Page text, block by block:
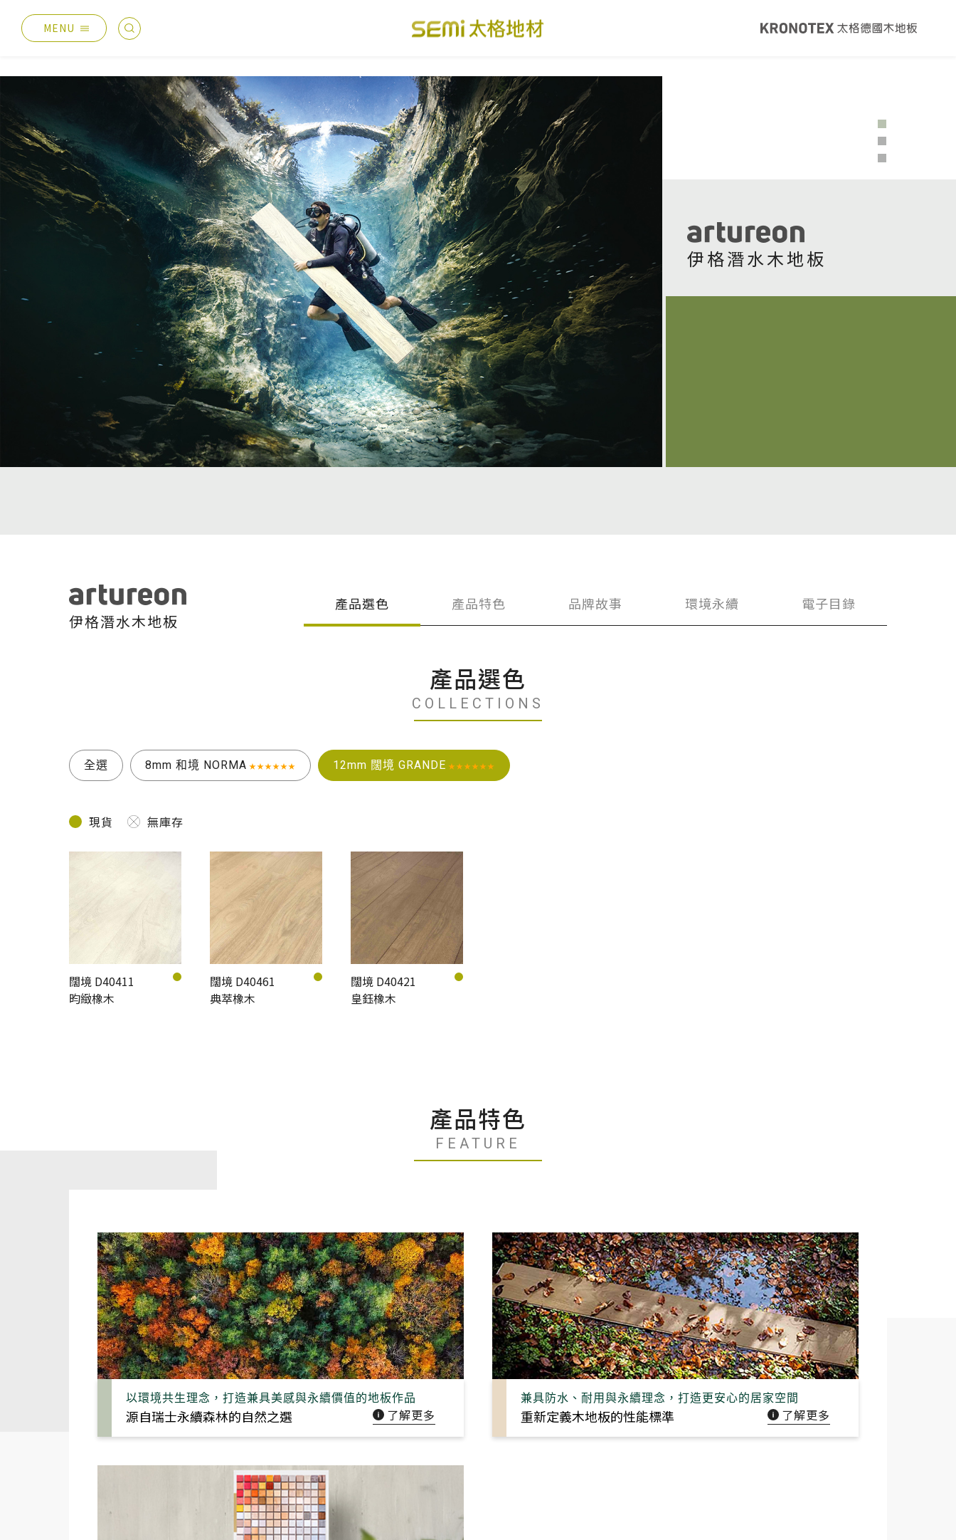
MENU
主題活動
產品分享
媒體報導
設計案例
太格生活
德國耐磨木地板 PVC透心卷材地板
美國設計方塊地毯
伊格疏水木地板
PVC複合卷材地板
寬幅式橡膠地板
伊格潛水木地板
SPC礦石卡扣地板
運動地板
歐洲實木地板
美國 LVT乙烯基地板
GTI裝甲速拼地板
PVC南亞透心地磚
PVC複合塑膠地板
PVC導電地板
台化地毯
台灣綠建材
建案．住宅
醫療．生技
商辦．商空
學校．運動
電子．廠房
服務優勢
堅持品質
地坪設計提案
教育訓練
semi太格盃施工訓練
關於我們
聯絡太格
文化理念
企業日常
社會參與
semi夥伴
下載・影音
產品目錄
影音分享
伊格潛水木地板
伊格潛水木地板
產品選色 產品特色 品牌故事 環境永續 電子目錄
產品選色
COLLECTIONS
全選 8mm 和境 NORMA ★★★★★★ 12mm 闊境 GRANDE ★★★★★★
現貨 無庫存
闊境 D40411
昀緻橡木
闊境 D40461
典萃橡木
闊境 D40421
皇鈺橡木
產品特色
FEATURE
以環境共生理念，打造兼具美感與永續價值的地板作品
源自瑞士永續森林的自然之選 了解更多
兼具防水、耐用與永續理念，打造更安心的居家空間
重新定義木地板的性能標準 了解更多